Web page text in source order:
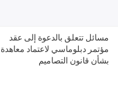
مسائل تتعلق بالدعوة إلى عقد
مؤتمر دبلوماسي لاعتماد معاهدة
بشأن قانون التصاميم